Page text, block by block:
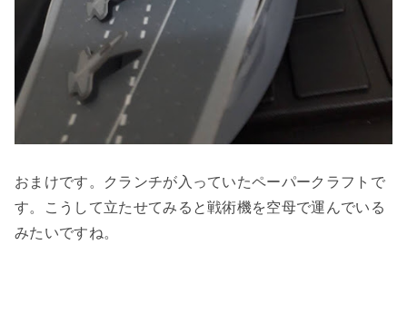
おまけです。クランチが入っていたペーパークラフトで
す。こうして立たせてみると戦術機を空母で運んでいる
みたいですね。